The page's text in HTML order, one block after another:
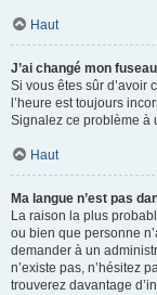
Haut
J’ai changé mon
Si vous êtes sûr d’avoir
l’heure est toujours
Signalez ce problème à
Haut
Ma langue n’est pas
La raison la plus
ou bien que personne
demander à un
n’existe pas, n’hésitez
trouverez davantage